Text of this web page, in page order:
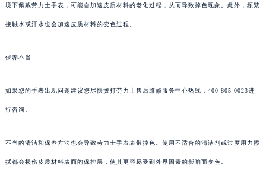
境下佩戴劳力士手表，可能会加速皮质材料的老化过程，从而导致掉色现象。此外，频繁
接触水或汗水也会加速皮质材料的变色过程。
保养不当
如果您的手表出现问题建议您尽快拨打劳力士售后维修服务中心热线：400-805-0023进
行咨询。
不当的清洁和保养方法也会导致劳力士手表表带掉色。使用不适合的清洁剂或过度用力擦
拭都会损伤皮质材料表面的保护层，使其更容易受到外界因素的影响而变色。